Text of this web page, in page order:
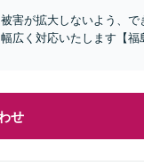
害が拡大しないよう、
広く対応いたします【
せ